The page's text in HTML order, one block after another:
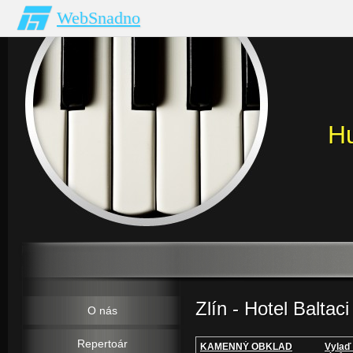
WebSnadno
Zlín - Hotel Baltaci
KAMENNÝ OBKLAD
Vylaď
O nás
Repertoár